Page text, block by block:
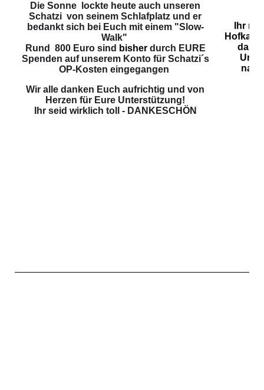
Die Sonne
lockte heute auch unseren
Schatzi von seinem Schlafplatz und er
bedankt sich bei Euch mit einem "Slow-
Walk"
Rund
800Euro sind bisher durch EURE
Spenden auf unserem Konto für Schatzi´s
OP-Kosten eingegangen
Wir alle danken Euch aufrichtig und von
Herzen für Eure Unterstützung!
Ihr seid wirklich toll - DANKESCHÖN
Ihr
das